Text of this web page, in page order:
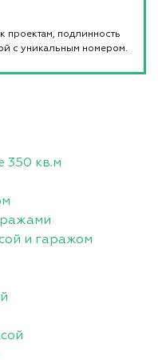
проектам, подлинность
с уникальным номером.
350 кв.м
и гаражом